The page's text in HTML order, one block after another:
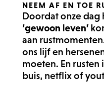
NEEM AF EN TOE
Doordat onze dag
‘gewoon leven’
aan
ons lijf en
moeten. En rusten
buis, netflix of